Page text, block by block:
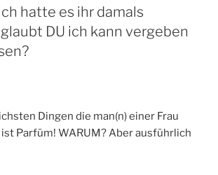
hatte es ihr damals
DU ich kann vergeben
Dingen die man(n) einer Frau
Parfüm! WARUM? Aber ausführlich